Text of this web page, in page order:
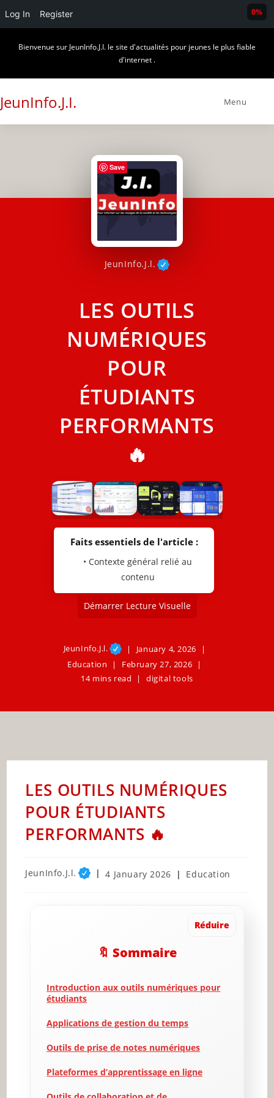
Log In Register
Bienvenue sur JeunInfo.J.I. le site d'actualités pour jeunes le plus fiable
d'internet .
JeunInfo.J.I. Menu
JeunInfo.J.l.
LES OUTILS
NUMÉRIQUES
POUR
ÉTUDIANTS
PERFORMANTS
🔥
Faits essentiels de l'article :
• Contexte général relié au
contenu
Démarrer Lecture Visuelle
JeunInfo.J.l.
January 4, 2026
Education
February 27, 2026
14 mins read
digital tools
LES OUTILS NUMÉRIQUES
POUR ÉTUDIANTS
PERFORMANTS 🔥
Post
JeunInfo.J.l.
Post
4 January 2026
Post
Education
Réduire
🔖 Sommaire
Introduction aux outils numériques pour
étudiants
Applications de gestion du temps
Outils de prise de notes numériques
Plateformes d’apprentissage en ligne
0%
Save